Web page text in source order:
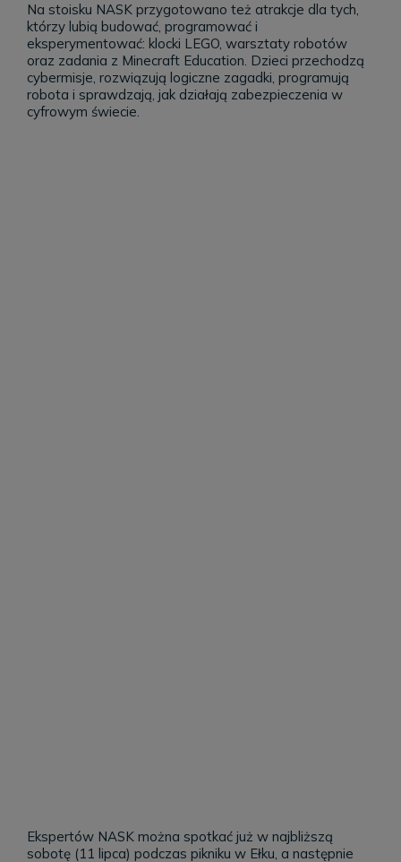
Na stoisku NASK przygotowano też atrakcje dla tych,
którzy lubią budować, programować i
eksperymentować: klocki LEGO, warsztaty robotów
oraz zadania z Minecraft Education. Dzieci przechodzą
cybermisje, rozwiązują logiczne zagadki, programują
robota i sprawdzają, jak działają zabezpieczenia w
cyfrowym świecie.
Ekspertów NASK można spotkać już w najbliższą
sobotę (11 lipca) podczas pikniku w Ełku, a następnie